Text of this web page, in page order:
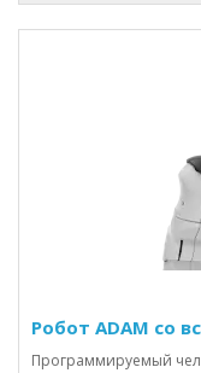
Робот ADAM со
Программируемый